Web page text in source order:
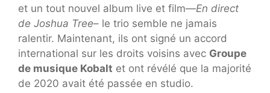
et un tout nouvel album live et film—En direct
de Joshua Tree– le trio semble ne jamais
ralentir. Maintenant, ils ont signé un accord
international sur les droits voisins avec Groupe
de musique Kobalt et ont révélé que la majorité
de 2020 avait été passée en studio.